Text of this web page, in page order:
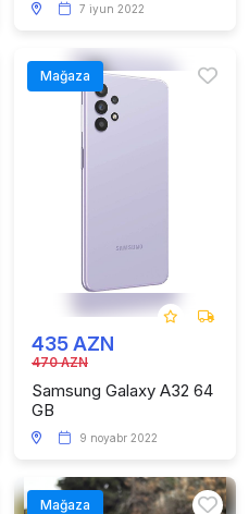
7 iyun 2022
Mağaza
435 AZN
470 AZN
Samsung Galaxy A32 64
GB
9 noyabr 2022
Mağaza